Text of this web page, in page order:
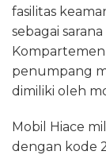
fasilitas
sebagai
penumpang
dimiliki oleh
Mobil Hiace
dengan kode